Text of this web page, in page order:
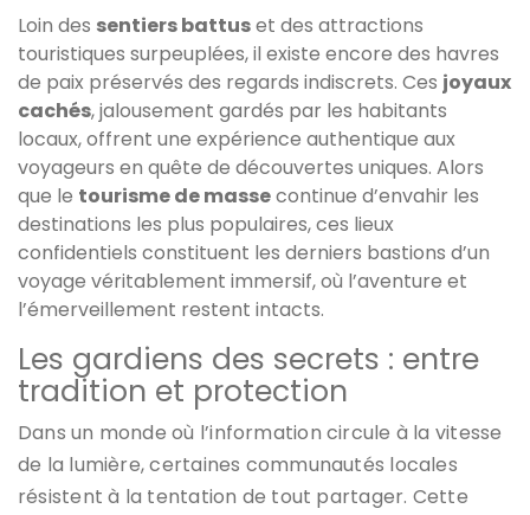
Loin des sentiers battuset des attractions
touristiques surpeuplées, il existe encore des havres
de paix préservés des regards indiscrets. Ces joyaux
cachés, jalousement gardés par les habitants
locaux, offrent une expérience authentique aux
voyageurs en quête de découvertes uniques. Alors
que le tourisme de massecontinue d’envahir les
destinations les plus populaires, ces lieux
confidentiels constituent les derniers bastions d’un
voyage véritablement immersif, où l’aventure et
l’émerveillement restent intacts.
Les gardiens des secrets : entre
tradition et protection
Dans un monde où l’information circule à la vitesse
de la lumière, certaines communautés locales
résistent à la tentation de tout partager. Cette